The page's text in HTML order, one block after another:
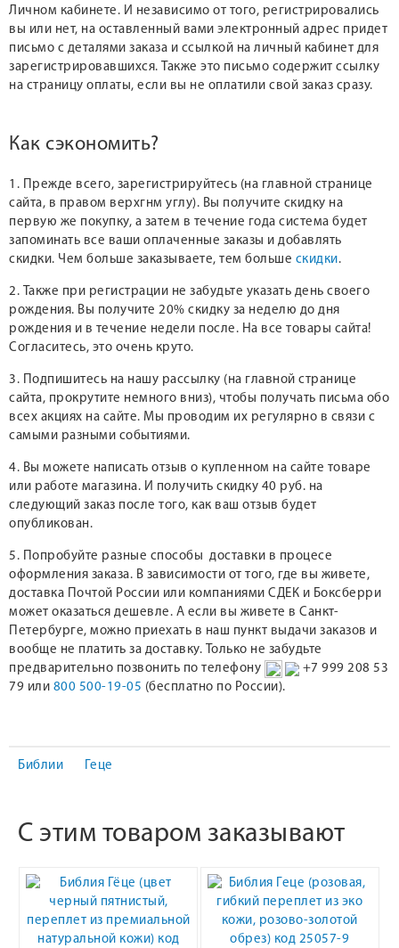
Личном кабинете. И независимо от того, регистрировались
вы или нет, на оставленный вами электронный адрес придет
письмо с деталями заказа и ссылкой на личный кабинет для
зарегистрировавшихся. Также это письмо содержит ссылку
на страницу оплаты, если вы не оплатили свой заказ сразу.
Как сэкономить?
1. Прежде всего, зарегистрируйтесь (на главной странице
сайта, в правом верхгнм углу). Вы получите скидку на
первую же покупку, а затем в течение года система будет
запоминать все ваши оплаченные заказы и добавлять
скидки. Чем больше заказываете, тем больше скидки.
2. Также при регистрации не забудьте указать день своего
рождения. Вы получите 20% скидку за неделю до дня
рождения и в течение недели после. На все товары сайта!
Согласитесь, это очень круто.
3. Подпишитесь на нашу рассылку (на главной странице
сайта, прокрутите немного вниз), чтобы получать письма обо
всех акциях на сайте. Мы проводим их регулярно в связи с
самыми разными событиями.
4. Вы можете написать отзыв о купленном на сайте товаре
или работе магазина. И получить скидку 40 руб. на
следующий заказ после того, как ваш отзыв будет
опубликован.
5. Попробуйте разные способы доставки в процесе
оформления заказа. В зависимости от того, где вы живете,
доставка Почтой России или компаниями СДЕК и Боксберри
может оказаться дешевле. А если вы живете в Санкт-
Петербурге, можно приехать в наш пункт выдачи заказов и
вообще не платить за доставку. Только не забудьте
предварительно позвонить по телефону
+7 999 208 53
79 или 800 500-19-05 (бесплатно по России).
Библии Геце
С этим товаром заказывают